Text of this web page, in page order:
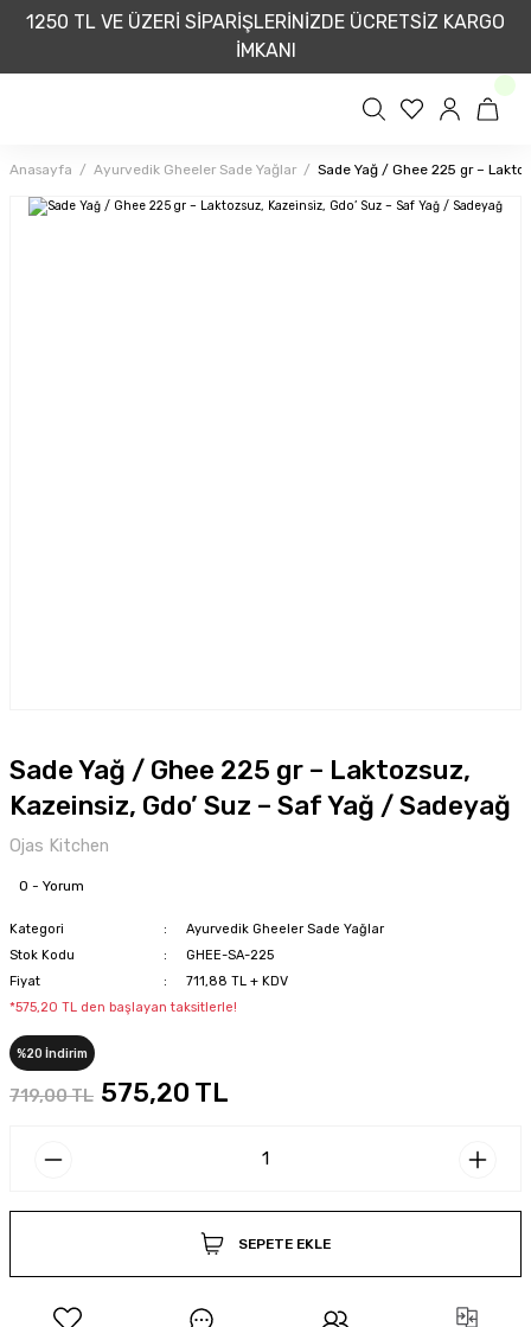
1250 TL VE ÜZERİ SİPARİŞLERİNİZDE ÜCRETSİZ KARGO
İMKANI
Anasayfa Ayurvedik Gheeler Sade Yağlar Sade Yağ / Ghee 225 gr –
Sade Yağ / Ghee 225 gr – Laktozsuz,
Kazeinsiz, Gdo’ Suz – Saf Yağ / Sadeyağ
Ojas Kitchen
0 - Yorum
Kategori
Ayurvedik Gheeler Sade Yağlar
Stok Kodu
GHEE-SA-225
Fiyat
711,88 TL + KDV
*575,20 TL den başlayan taksitlerle!
%20 İndirim
719,00 TL 575,20 TL
SEPETE EKLE